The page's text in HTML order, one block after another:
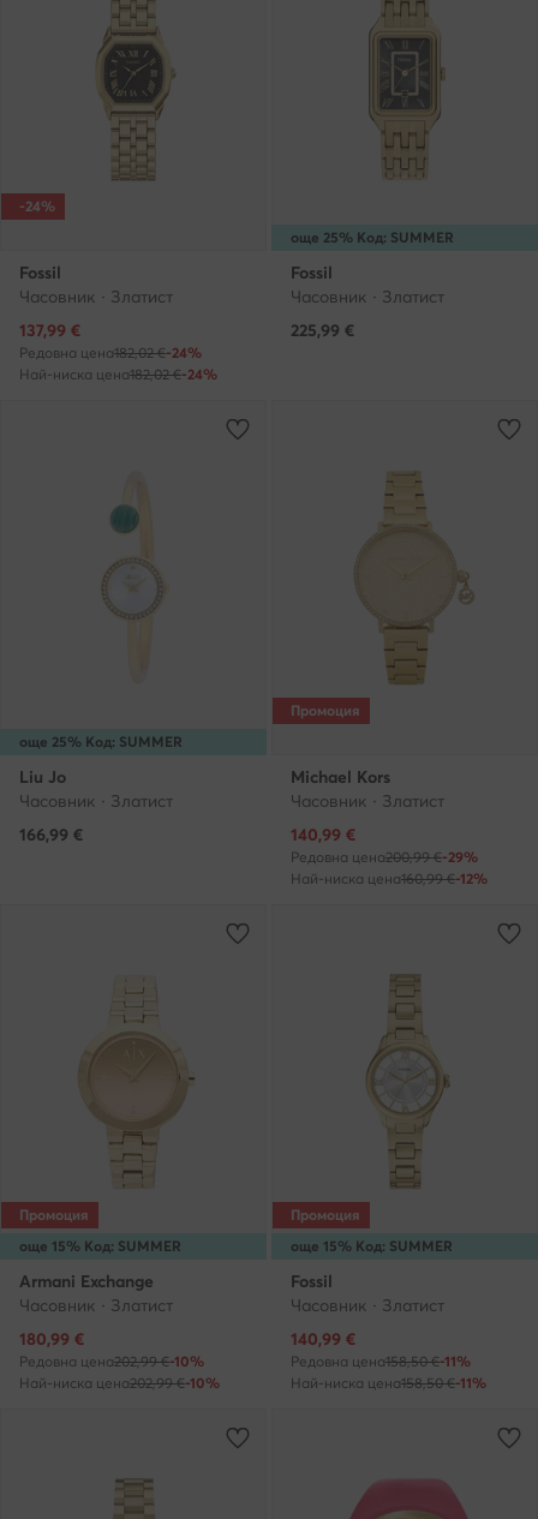
-24%
Fossil
Часовник · Златист
Актуална цена
137,99 €
Редовна цена182,02 €-24%
Най-ниска цена182,02 €-24%
още 25% Код: SUMMER
Fossil
Часовник · Златист
225,99 €
още 25% Код: SUMMER
Liu Jo
Часовник · Златист
166,99 €
Промоция
Michael Kors
Часовник · Златист
Актуална цена
140,99 €
Редовна цена200,99 €-29%
Най-ниска цена160,99 €-12%
още 15% Код: SUMMER
Промоция
Armani Exchange
Часовник · Златист
Актуална цена
180,99 €
Редовна цена202,99 €-10%
Най-ниска цена202,99 €-10%
още 15% Код: SUMMER
Промоция
Fossil
Часовник · Златист
Актуална цена
140,99 €
Редовна цена158,50 €-11%
Най-ниска цена158,50 €-11%